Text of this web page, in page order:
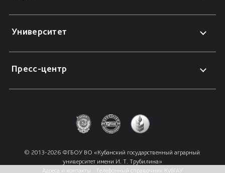
Университет
Пресс-центр
© 2013-2026 ФГБОУ ВО «Кубанский государственный аграрный
университет имени И. Т. Трубилина»
Адреса и контакты
Телефонный справочник КубГАУ